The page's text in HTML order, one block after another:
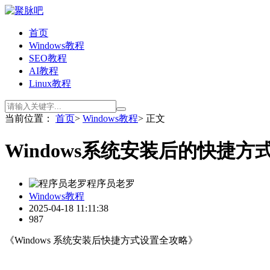
首页
Windows教程
SEO教程
AI教程
Linux教程
当前位置： 首页> Windows教程> 正文
Windows系统安装后的快捷方
程序员老罗
Windows教程
2025-04-18 11:11:38
987
《Windows 系统安装后快捷方式设置全攻略》